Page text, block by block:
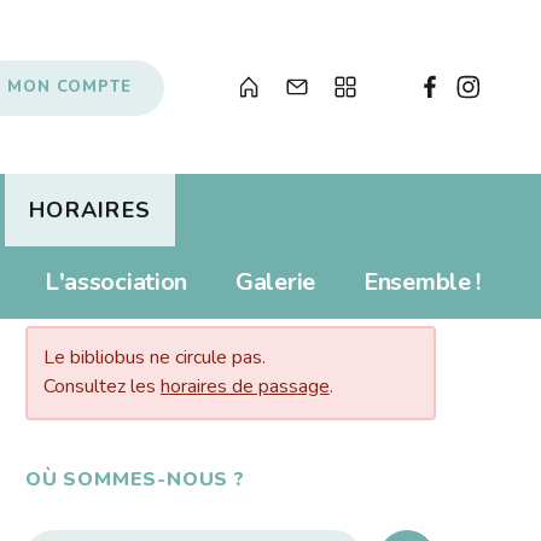
MON COMPTE
Albums pour enfants
Livres numériques
Propositions d'achat
Prolonger
Tarifs
HORAIRES
Anecdotes
Liens
L'association Galerie
Souvenirs, souvenirs...
Ensemble !
AUJOURD’HUI…
Le bibliobus ne circule pas.
Consultez leshoraires de passage.
OÙ SOMMES-NOUS ?